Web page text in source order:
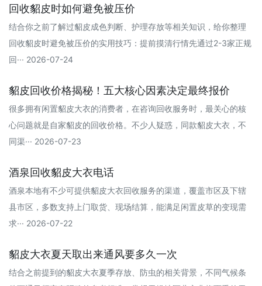
回收貂皮时如何避免被压价
结合你之前了解过貂皮成色判断、护理存放等相关知识，给你整理
回收貂皮时避免被压价的实用技巧：提前摸清行情‌先通过2-3家正规
回··· 2026-07-24
貂皮回收价格揭秘！五大核心因素决定最终报价
很多拥有闲置貂皮大衣的消费者，在咨询回收服务时，最关心的核
心问题就是自家貂皮的回收价格。不少人疑惑，同款貂皮大衣，不
同渠··· 2026-07-23
酒泉回收貂皮大衣电话
酒泉本地有不少可提供貂皮大衣回收服务的渠道，覆盖市区及下辖
县市区，多数支持上门取货、现场结算，能满足闲置皮草的变现需
求··· 2026-07-22
貂皮大衣夏天取出来通风要多久一次
结合之前提到的貂皮大衣夏季存放、防虫的相关背景，不同气候条